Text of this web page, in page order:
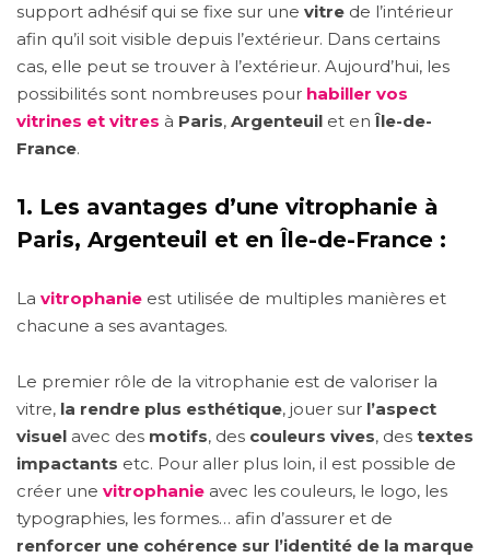
support adhésif qui se fixe sur une vitre de l’intérieur
afin qu’il soit visible depuis l’extérieur. Dans certains
cas, elle peut se trouver à l’extérieur. Aujourd’hui, les
possibilités sont nombreuses pour habiller vos
vitrines et vitres à Paris, Argenteuil et enÎle-de-
France.
1. Les avantages d’une vitrophanie à
Paris, Argenteuil et en Île-de-France :
La vitrophanie est utilisée de multiples manières et
chacune a ses avantages.
Le premier rôle de la vitrophanie est de valoriser la
vitre, la rendre plus esthétique, jouer sur l’aspect
visuel avec des motifs, des couleurs vives, des textes
impactants etc. Pour aller plus loin, il est possible de
créer une vitrophanie avec les couleurs, le logo, les
typographies, les formes… afin d’assurer et de
renforcer une cohérence sur l’identité de la marque